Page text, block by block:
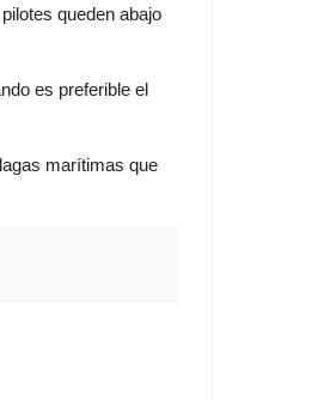
queden abajo
es preferible el
marítimas que